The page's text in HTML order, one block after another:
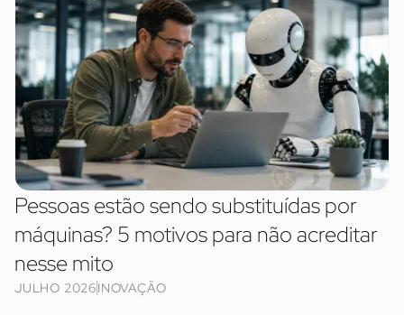
Pessoas estão sendo substituídas por
máquinas? 5 motivos para não acreditar
nesse mito
JULHO 2026INOVAÇÃO